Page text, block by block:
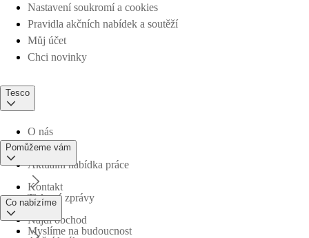
Nastavení soukromí a cookies
Pravidla akčních nabídek a soutěží
Můj účet
Chci novinky
Tesco
O nás
Aktuální nabídka práce
Tiskové zprávy
Myslíme na budoucnost
Pomůžeme vám
Kontakt
Najdi obchod
Co nabízíme